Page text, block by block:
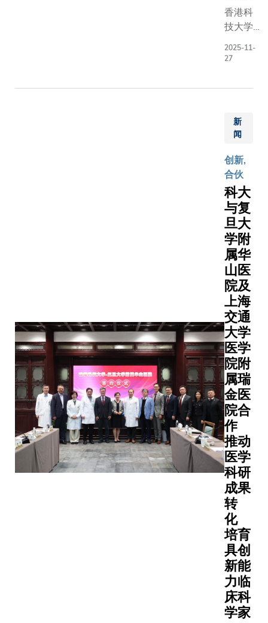
香港科
技大学
大）派
金信哲
博士及
创业中
心主任
凌恒然
教授前
往首尔
大学，
与来自
亚洲大
学联盟
（联
盟）成
员高校
逾40位
领导出
席于11
月25-
27日举
行之
2025年
亚洲大
学联盟
执行会
议。作
为联盟
创新与
创业网
络的首
届组织
者，科
大分享
了自
2024年
11月网
2025-11-
27
新
闻
创新,
合伙
科大
与复
旦大
学附
属华
山医
院及
上海
交通
大学
医学
院附
属瑞
金医
院合
作
推动
医学
科研
成果
转
化
培育
具创
新能
力临
床科
学家